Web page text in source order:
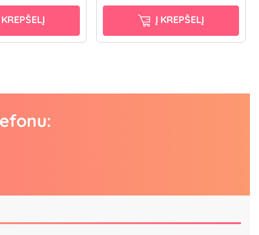
Į KREPŠELĮ